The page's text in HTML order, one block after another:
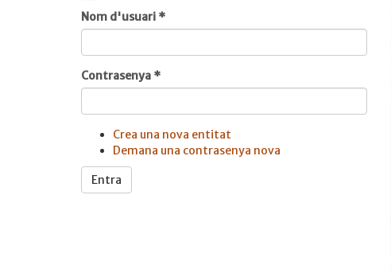
Nom d'usuari *
Contrasenya *
Crea una nova entitat
Demana una contrasenya nova
Entra